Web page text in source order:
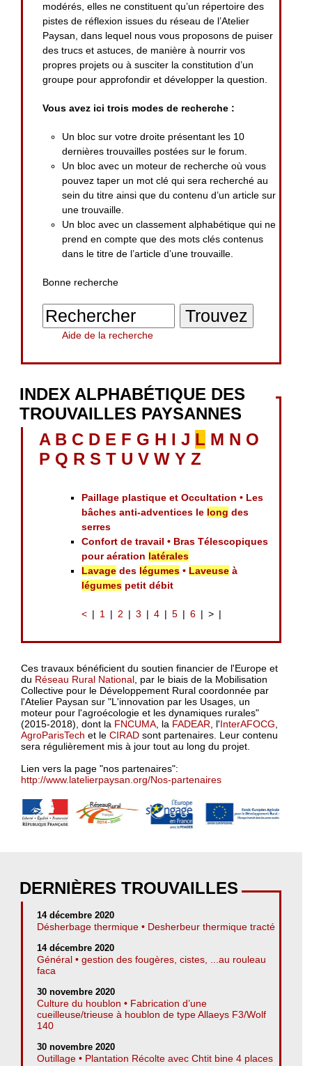
modérés, elles ne constituent qu’un répertoire des
pistes de réflexion issues du réseau de l’Atelier
Paysan, dans lequel nous vous proposons de puiser
des trucs et astuces, de manière à nourrir vos
propres projets ou à susciter la constitution d’un
groupe pour approfondir et développer la question.
Vous avez ici trois modes de recherche :
Un bloc sur votre droite présentant les 10
dernières trouvailles postées sur le forum.
Un bloc avec un moteur de recherche où vous
pouvez taper un mot clé qui sera recherché au
sein du titre ainsi que du contenu d’un article sur
une trouvaille.
Un bloc avec un classement alphabétique qui ne
prend en compte que des mots clés contenus
dans le titre de l’article d’une trouvaille.
Bonne recherche
Aide de la recherche
INDEX ALPHABÉTIQUE DES
TROUVAILLES PAYSANNES
A B C D E F G H I J L M N O
P Q R S T U V W Y Z
Paillage plastique et Occultation • Les
bâches anti-adventices le long des
serres
Confort de travail • Bras Télescopiques
pour aération latérales
Lavage des légumes • Laveuse à
légumes petit débit
< 1 2 3 4 5 6 >
Ces travaux bénéficient du soutien financier de l'Europe et
du Réseau Rural National, par le biais de la Mobilisation
Collective pour le Développement Rural coordonnée par
l'Atelier Paysan sur "L'innovation par les Usages, un
moteur pour l'agroécologie et les dynamiques rurales"
(2015-2018), dont la FNCUMA, la FADEAR, l'InterAFOCG,
AgroParisTech et le CIRAD sont partenaires. Leur contenu
sera régulièrement mis à jour tout au long du projet.
Lien vers la page "nos partenaires":
http://www.latelierpaysan.org/Nos-partenaires
DERNIÈRES TROUVAILLES
14 décembre 2020
Désherbage thermique • Desherbeur thermique tracté
14 décembre 2020
Général • gestion des fougères, cistes, ...au rouleau
faca
30 novembre 2020
Culture du houblon • Fabrication d’une
cueilleuse/trieuse à houblon de type Allaeys F3/Wolf
140
30 novembre 2020
Outillage • Plantation Récolte avec Chtit bine 4 places